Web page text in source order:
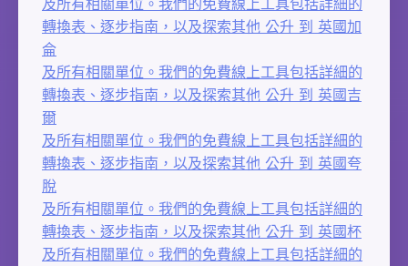
轉換表、逐步指南，以及探索其他 公升 到 英國加
侖
及所有相關單位。我們的免費線上工具包括詳細的
轉換表、逐步指南，以及探索其他 公升 到 英國吉
爾
及所有相關單位。我們的免費線上工具包括詳細的
轉換表、逐步指南，以及探索其他 公升 到 英國夸
脫
及所有相關單位。我們的免費線上工具包括詳細的
轉換表、逐步指南，以及探索其他 公升 到 英國杯
及所有相關單位。我們的免費線上工具包括詳細的